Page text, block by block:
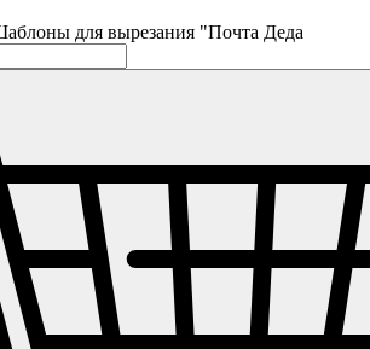
для вырезания "Почта Деда